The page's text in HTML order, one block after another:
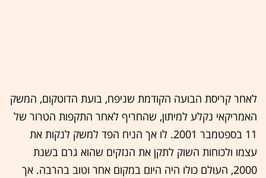
לאחר קריסת הבועה הקודמת שניפח, בועת הדוטקום, המשק
האמריקאי נקלע למיתון, שהחריף לאחר התקפות הטרור של
11 בספטמבר 2001. לו אך הניח הפד למשק לנקות את
עצמו ולכוחות השוק לתקן את הנזקים שהוא גרם בשנת
2000, העולם כולו היה היום במקום אחר וטוב בהרבה. אך